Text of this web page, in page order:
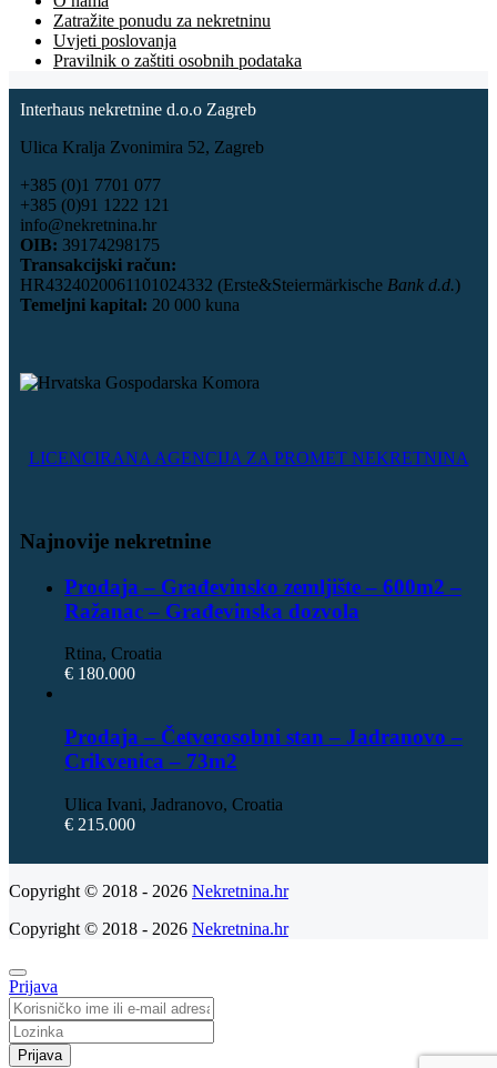
Zatražite ponudu za nekretninu
Uvjeti poslovanja
Pravilnik o zaštiti osobnih podataka
Interhaus nekretnine d.o.o Zagreb
Ulica Kralja Zvonimira 52, Zagreb
+385 (0)1 7701 077
+385 (0)91 1222 121
info@nekretnina.hr
OIB: 39174298175
Transakcijski račun:
HR4324020061101024332 (Erste&Steiermärkische Bank d.d.)
Temeljni kapital: 20 000 kuna
LICENCIRANA AGENCIJA ZA PROMET NEKRETNINA
Najnovije nekretnine
Prodaja – Građevinsko zemljište – 600m2 –
Ražanac – Građevinska dozvola
Rtina, Croatia
€ 180.000
Prodaja – Četverosobni stan – Jadranovo –
Crikvenica – 73m2
Ulica Ivani, Jadranovo, Croatia
€ 215.000
Copyright © 2018 - 2026 Nekretnina.hr
Copyright © 2018 - 2026 Nekretnina.hr
Prijava
Prijava